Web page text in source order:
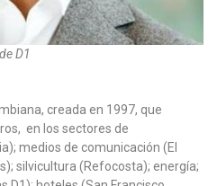
D1
creada en 1997, que
en los sectores de
medios de comunicación (El
silvicultura (Refocosta); energía;